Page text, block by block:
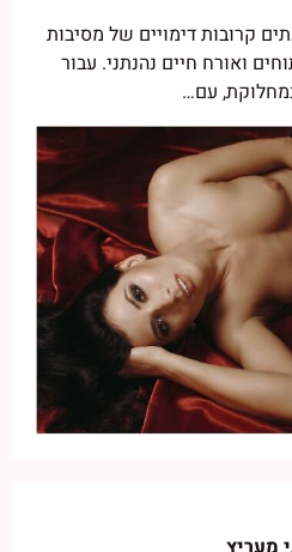
קרובות דימויים של מסיבות
ואורח חיים נהנתני. עבור
עם…